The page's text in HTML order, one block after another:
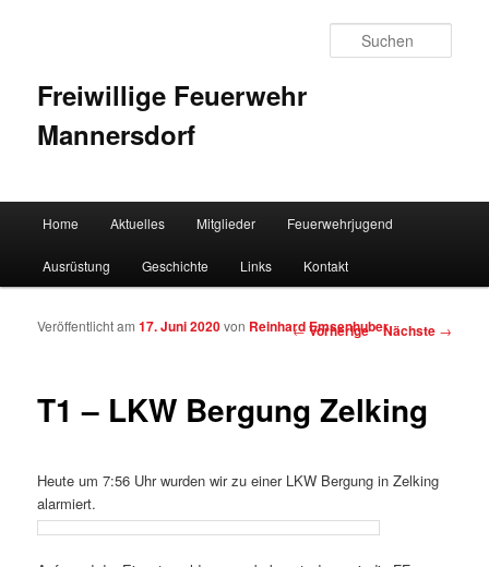
Freiwillige Feuerwehr
Mannersdorf
Zum Inhalt wechseln
Zum sekundären Inhalt wechseln
Home Aktuelles Mitglieder Feuerwehrjugend
Ausrüstung Geschichte Links Kontakt
Artikelnavigation
←Vorherige Nächste →
T1 – LKW Bergung Zelking
Veröffentlicht am17. Juni 2020von Reinhard Emsenhuber
Heute um 7:56 Uhr wurden wir zu einer LKW Bergung in Zelking
alarmiert.